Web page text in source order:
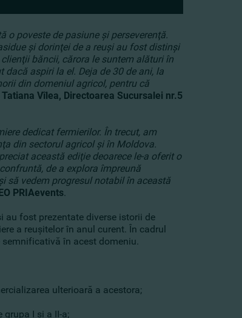
o poveste de pasiune şi perseverenţă.
şi dorinţei de a reuşi au fost distinşi
băncii, cărora le suntem alături în
aspiri la el. Deja de 30 de ani, la
din domeniul agricol, pentru că
Tatiana Vîlea, Directoarea Sucursalei nr.5
dedicat fermierilor. În trecut, am
din sectorul agricol şi în Moldova.
această ediţie deoarece le-a oferit o
de a explora împreună
să vedem progresul notabil în această
PRIAevents.
au fost prezentate diverse istorii de
a reuşitelor în anul curent. În cadrul
în acest domeniu.
ulterioară a acestora;
I şi a II-a;